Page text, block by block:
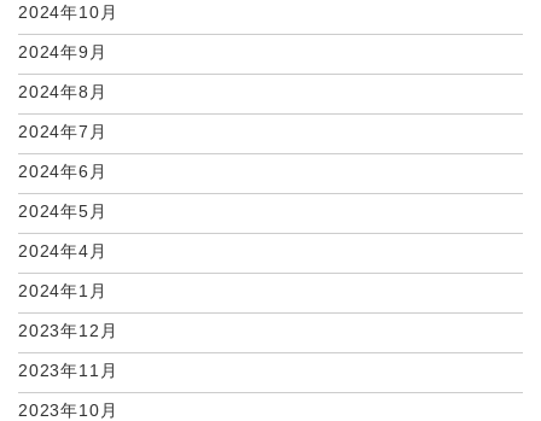
2024年10月
2024年9月
2024年8月
2024年7月
2024年6月
2024年5月
2024年4月
2024年1月
2023年12月
2023年11月
2023年10月